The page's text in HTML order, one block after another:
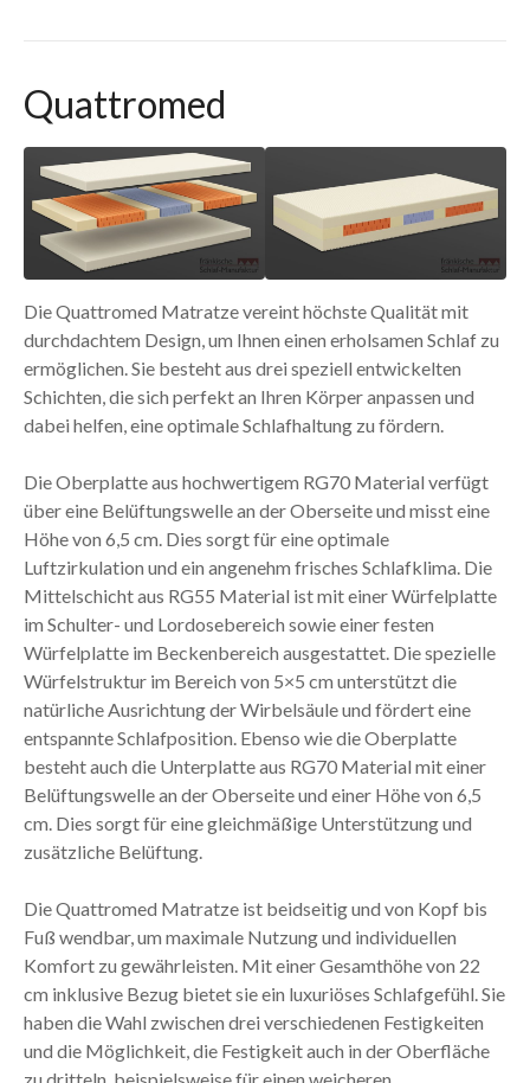
Quattromed
Die Quattromed Matratze vereint höchste Qualität mit
durchdachtem Design, um Ihnen einen erholsamen Schlaf zu
ermöglichen. Sie besteht aus drei speziell entwickelten
Schichten, die sich perfekt an Ihren Körper anpassen und
dabei helfen, eine optimale Schlafhaltung zu fördern.
Die Oberplatte aus hochwertigem RG70 Material verfügt
über eine Belüftungswelle an der Oberseite und misst eine
Höhe von 6,5 cm. Dies sorgt für eine optimale
Luftzirkulation und ein angenehm frisches Schlafklima. Die
Mittelschicht aus RG55 Material ist mit einer Würfelplatte
im Schulter- und Lordosebereich sowie einer festen
Würfelplatte im Beckenbereich ausgestattet. Die spezielle
Würfelstruktur im Bereich von 5×5 cm unterstützt die
natürliche Ausrichtung der Wirbelsäule und fördert eine
entspannte Schlafposition. Ebenso wie die Oberplatte
besteht auch die Unterplatte aus RG70 Material mit einer
Belüftungswelle an der Oberseite und einer Höhe von 6,5
cm. Dies sorgt für eine gleichmäßige Unterstützung und
zusätzliche Belüftung.
Die Quattromed Matratze ist beidseitig und von Kopf bis
Fuß wendbar, um maximale Nutzung und individuellen
Komfort zu gewährleisten. Mit einer Gesamthöhe von 22
cm inklusive Bezug bietet sie ein luxuriöses Schlafgefühl. Sie
haben die Wahl zwischen drei verschiedenen Festigkeiten
und die Möglichkeit, die Festigkeit auch in der Oberfläche